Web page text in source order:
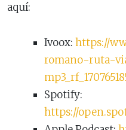
aquí:
Ivoox: https://
romano-ruta-
Spotify:
https://